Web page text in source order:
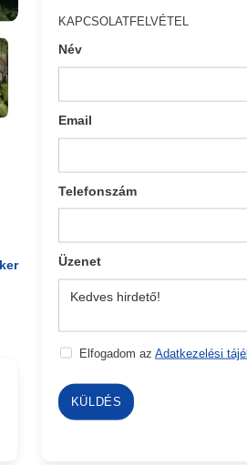
KAPCSOLATFELVÉTEL
Név
Email
Telefonszám
Üzenet
Elfogadom az Adatkezelési
KÜLDÉS